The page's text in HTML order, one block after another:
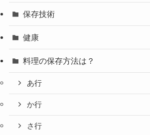
保存技術
健康
料理の保存方法は？
あ行
か行
さ行